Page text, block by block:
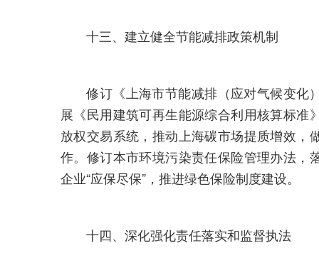
十三、建立健全节能减排政策机制
修订《上海市节能减排（应对气候变化
展《民用建筑可再生能源综合利用核算标
放权交易系统，推动上海碳市场提质增效，
作。修订本市环境污染责任保险管理办法，
企业“应保尽保”，推进绿色保险制度建设。
十四、深化强化责任落实和监督执法